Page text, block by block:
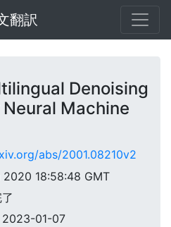
翻訳
Denoising
Machine
abs/2001.08210v2
18:58:48 GMT
2023-01-07